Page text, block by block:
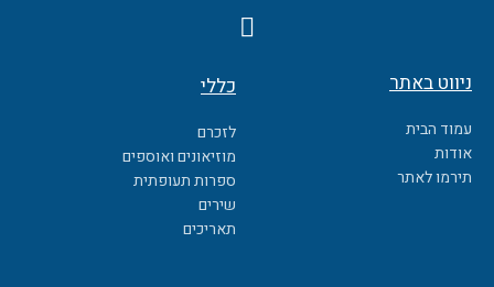
F
a
e
b
o
o
k
ניווט באתר
עמוד הבית
אודות
תירמו לאתר
כללי
לזכרם
מוזיאונים ואוספים
ספרות תעופתית
שירים
תאריכים